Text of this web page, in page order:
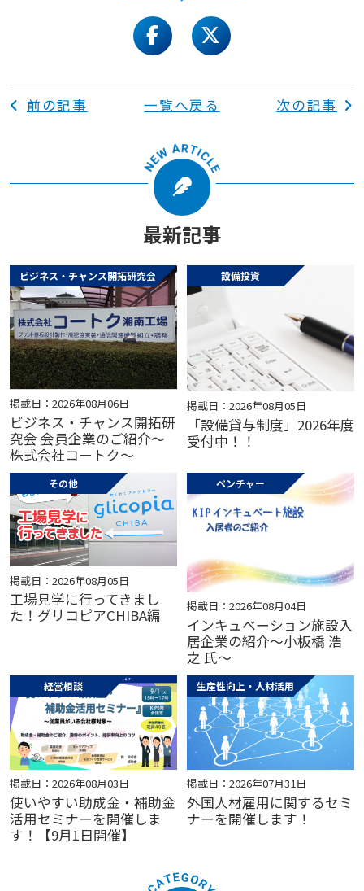
facebooktwitter
前の記事 一覧へ戻る 次の記事
最新記事
ビジネス・チャンス開拓研究会
掲載日：2026年08月06日
ビジネス・チャンス開拓研
究会 会員企業のご紹介～
株式会社コートク～
設備投資
掲載日：2026年08月05日
「設備貸与制度」2026年度
受付中！！
その他
掲載日：2026年08月05日
工場見学に行ってきまし
た！グリコピアCHIBA編
ベンチャー
掲載日：2026年08月04日
インキュベーション施設入
居企業の紹介～小板橋 浩
之 氏～
経営相談
掲載日：2026年08月03日
使いやすい助成金・補助金
活用セミナーを開催しま
す！【9月1日開催】
生産性向上・人材活用
掲載日：2026年07月31日
外国人材雇用に関するセミ
ナーを開催します！